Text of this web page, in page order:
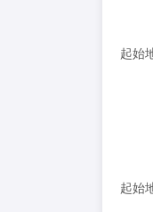
起始
起始